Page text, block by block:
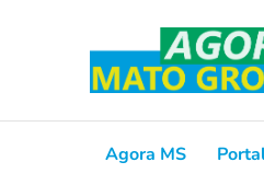
Agora MS